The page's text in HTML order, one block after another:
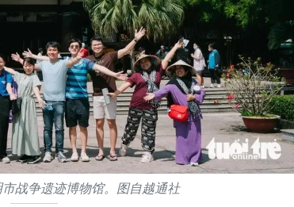
战争遗迹博物馆。图自越通社